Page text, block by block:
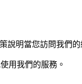
說明當您訪問我們
用我們的服務。